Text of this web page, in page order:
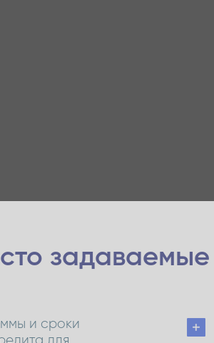
задаваемые
и сроки